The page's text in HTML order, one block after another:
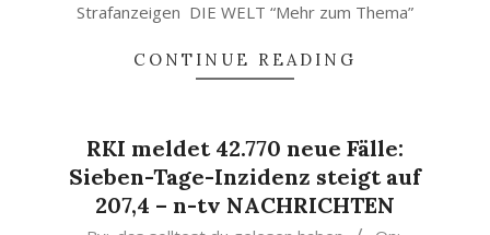
Strafanzeigen DIE WELT “Mehr zum Thema”
CONTINUE READING
RKI meldet 42.770 neue Fälle:
Sieben-Tage-Inzidenz steigt auf
207,4 – n-tv NACHRICHTEN